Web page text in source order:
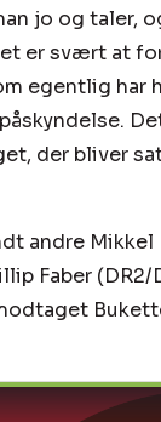
jo og taler,
er svært at
egentlig har
der bliver
andre Mikkel
Faber (DR2/